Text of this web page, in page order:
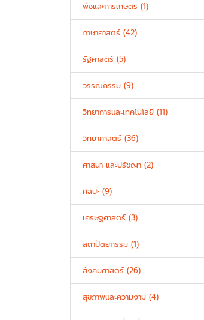
พืชและการเกษตร (1)
ภาษาศาสตร์ (42)
รัฐศาสตร์ (5)
วรรณกรรม (9)
วิทยาการและเทคโนโลยี (11)
วิทยาศาสตร์ (36)
ศาสนา และปรัชญา (2)
ศิลปะ (9)
เศรษฐศาสตร์ (3)
สถาปัตยกรรม (1)
สังคมศาสตร์ (26)
สุขภาพและความงาม (4)